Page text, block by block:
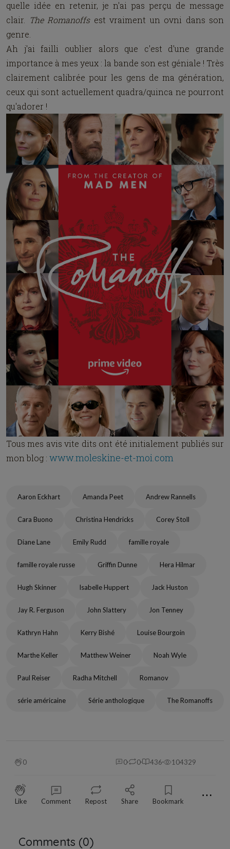
quelle idée en retenir, je n'ai pas perçu de message
clair.
The Romanoffsest vraiment un ovni dans son
genre.
Ah j'ai failli oublier alors que c'est d'une grande
importance à mes yeux : la bande son est géniale ! Très
clairement calibrée pour les gens de ma génération,
ceux qui sont actuellement quadra/quinca ne pourront
qu'adorer !
Tous mes avis vite dits ont été initialement publiés sur
mon blog : www.moleskine-et-moi.com
Aaron Eckhart Amanda Peet Andrew Rannells
Cara Buono Christina Hendricks Corey Stoll
Diane Lane Emily Rudd famille royale
famille royale russe Griffin Dunne Hera Hilmar
Hugh Skinner Isabelle Huppert Jack Huston
Jay R. Ferguson John Slattery Jon Tenney
Kathryn Hahn Kerry Bishé Louise Bourgoin
Marthe Keller Matthew Weiner Noah Wyle
Paul Reiser Radha Mitchell Romanov
série américaine Série anthologique The Romanoffs
0 0 0 436 104329
Like Comment Repost Share Bookmark ⋯
Comments (0)